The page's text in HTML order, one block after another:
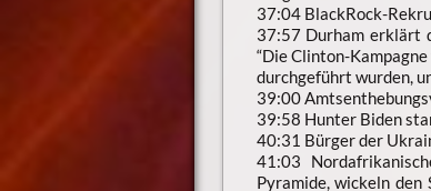
37:04 BlackRock-
37:57 Durham erklärt
“Die Clinton-
durchgeführt wurden,
39:00
39:58 Hunter Biden
40:31 Bürger der
41:03
Pyramide, wickeln